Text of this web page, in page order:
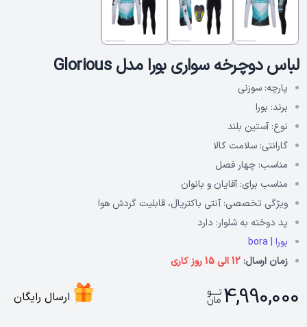
لباس دوچرخه سواری بورا مدل Glorious
پارچه: سوزنی
برند: بورا
نوع: آستین بلند
گارانتی: سلامت کالا
مناسب: چهار فصل
مناسب برای: آقایان و بانوان
ویژگی تخصصی: آنتی باکتریال، قابلیت گردش هوا
پد دوخته به شلوار: دارد
بورا | bora
زمان ارسال:12 الی 15 روز کاری
4,990,000 ارسال رایگان